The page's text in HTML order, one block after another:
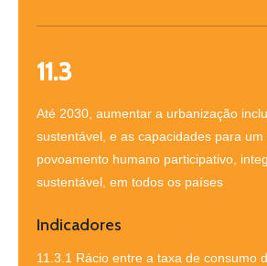
11.3
Até 2030, aumentar a urbanização
sustentável, e as capacidades para
povoamento humano participativo,
sustentável, em todos os países
Indicadores
11.3.1 Rácio entre a taxa de consumo